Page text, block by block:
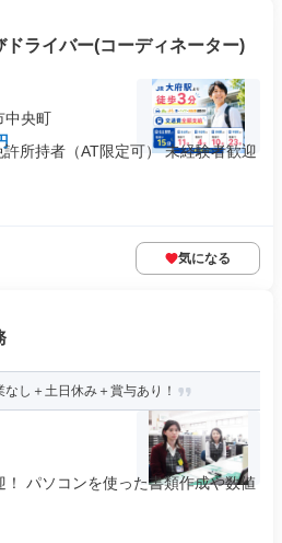
ライバー(コーディネーター)
中央町
所持者（AT限定可） 未経験者歓迎
気になる
し＋土日休み＋賞与あり！
！ パソコンを使った書類作成や数値